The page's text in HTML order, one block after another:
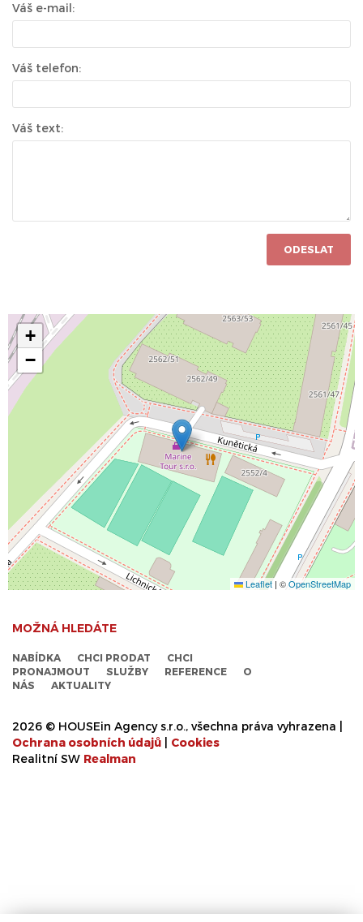
Váš e-mail:
Váš telefon:
Váš text:
ODESLAT
+
−
Leaflet | ©OpenStreetMap
MOŽNÁ HLEDÁTE
NABÍDKA CHCI PRODAT
CHCI
PRONAJMOUT
SLUŽBY REFERENCE
O
NÁS
AKTUALITY
2026 © HOUSEin Agency s.r.o., všechna práva vyhrazena |
Ochrana osobních údajů
Cookies
Realitní SW Realman